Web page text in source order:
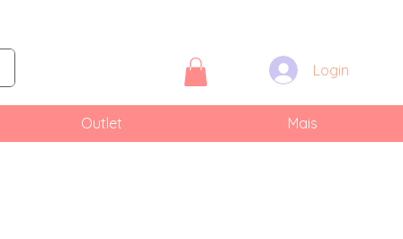
Login
Outlet Mais